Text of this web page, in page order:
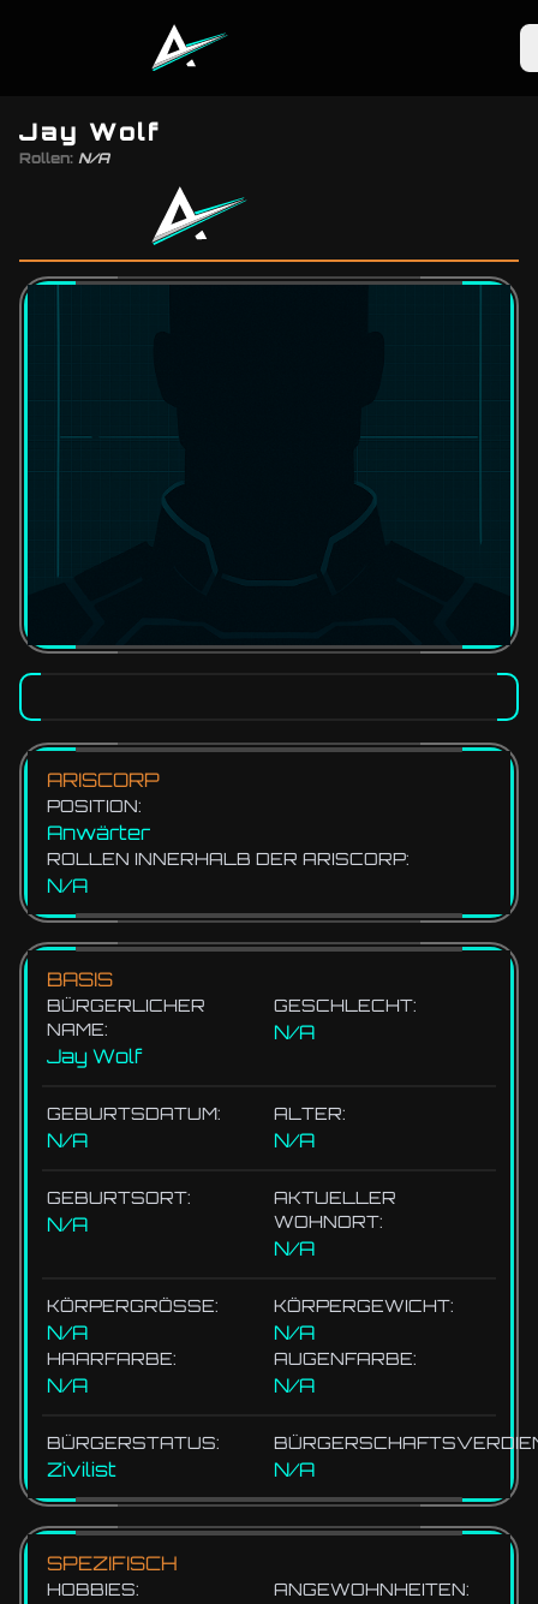
Jay Wolf
Rollen: N/A
ARISCORP
POSITION:
Anwärter
ROLLEN INNERHALB DER ARISCORP:
N/A
BASIS
BÜRGERLICHER
NAME:
Jay Wolf
GESCHLECHT:
N/A
GEBURTSDATUM:
N/A
ALTER:
N/A
GEBURTSORT:
N/A
AKTUELLER
WOHNORT:
N/A
KÖRPERGRÖSSE:
N/A
KÖRPERGEWICHT:
N/A
HAARFARBE:
N/A
AUGENFARBE:
N/A
BÜRGERSTATUS:
Zivilist N/A
SPEZIFISCH
HOBBIES: ANGEWOHNHEITEN: